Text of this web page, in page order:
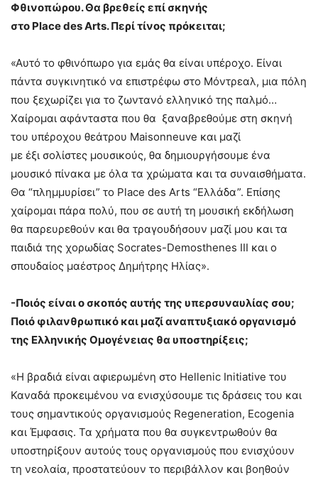
Φθινοπώρου. Θα βρεθείς επί σκηνής
στο Place des Arts. Περί τίνος πρόκειται;
«Αυτό το φθινόπωρο για εμάς θα είναι υπέροχο. Είναι
πάντα συγκινητικό να επιστρέφω στο Μόντρεαλ, μια πόλη
που ξεχωρίζει για το ζωντανό ελληνικό της παλμό…
Χαίρομαι αφάνταστα που θα ξαναβρεθούμε στη σκηνή
του υπέροχου θεάτρου Maisonneuve και μαζί
με έξι σολίστες μουσικούς, θα δημιουργήσουμε ένα
μουσικό πίνακα με όλα τα χρώματα και τα συναισθήματα.
Θα “πλημμυρίσει” το Place des Arts “Ελλάδα”. Επίσης
χαίρομαι πάρα πολύ, που σε αυτή τη μουσική εκδήλωση
θα παρευρεθούν και θα τραγουδήσουν μαζί μου και τα
παιδιά της χορωδίας Socrates-Demosthenes III και ο
σπουδαίος μαέστρος Δημήτρης Ηλίας».
-Ποιός είναι ο σκοπός αυτής της υπερσυναυλίας σου;
Ποιό φιλανθρωπικό και μαζί αναπτυξιακό οργανισμό
της Ελληνικής Ομογένειας θα υποστηρίξεις;
«Η βραδιά είναι αφιερωμένη στο Hellenic Initiative του
Καναδά προκειμένου να ενισχύσουμε τις δράσεις του και
τους σημαντικούς οργανισμούς Regeneration, Ecogenia
και Έμφασις. Τα χρήματα που θα συγκεντρωθούν θα
υποστηρίξουν αυτούς τους οργανισμούς που ενισχύουν
τη νεολαία, προστατεύουν το περιβάλλον και βοηθούν